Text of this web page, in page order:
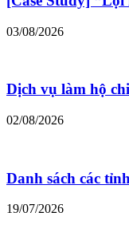
03/08/2026
Dịch vụ làm hộ
02/08/2026
Danh sách các
19/07/2026